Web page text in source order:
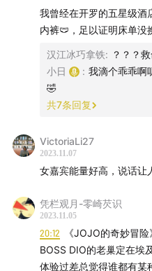
双十一福利来袭～ 日谈公
光」 预售优惠价延长至
259元/盒（原价279元/盒
预售
我曾经在开罗的五星级酒
内裤🩲，足以证明床单没
汉江冰巧拿铁: ？？？
小日
: 我滴个乖乖啊
🤣
共7条回复
VictoriaLi27
2023.11.07
女嘉宾能量好高，说话让
凭栏观月-零崎芡识
2023.11.05
20:12
《JOJO的奇妙冒
BOSS DIO的老巢定在埃
体验过差总觉得谁都有某